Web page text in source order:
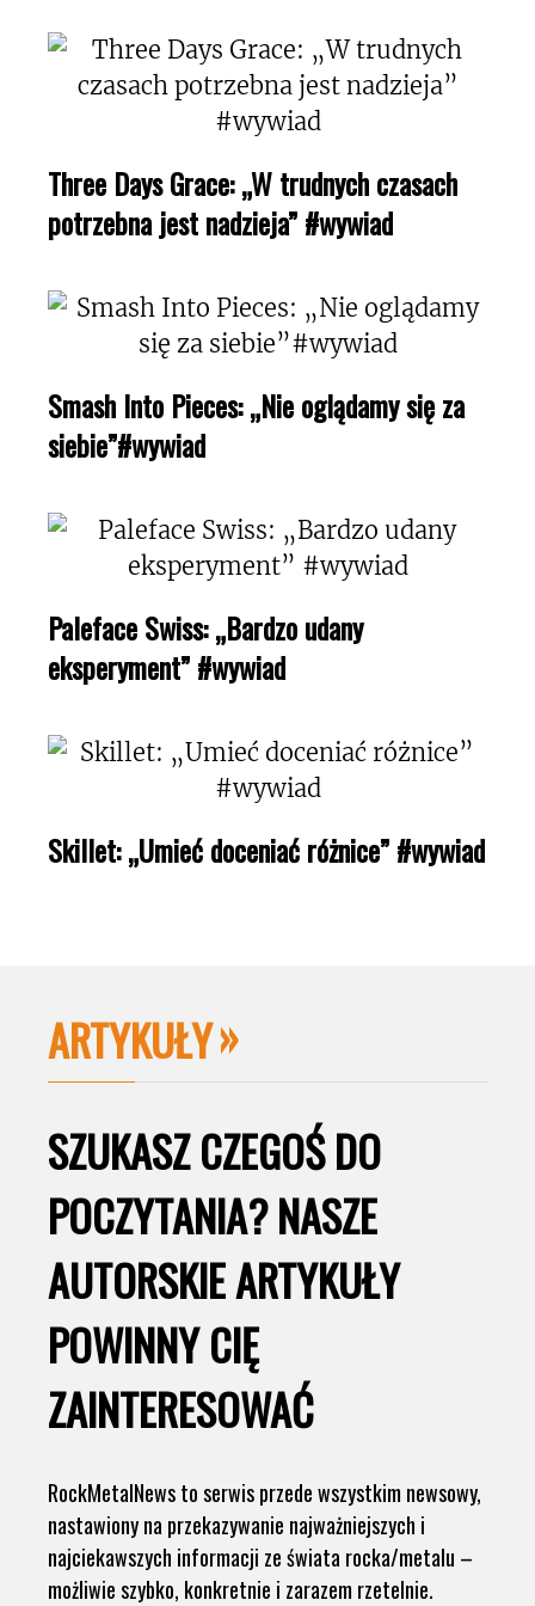
Three Days Grace: „W trudnych czasach
potrzebna jest nadzieja” #wywiad
Smash Into Pieces: „Nie oglądamy się za
siebie”#wywiad
Paleface Swiss: „Bardzo udany
eksperyment” #wywiad
Skillet: „Umieć doceniać różnice” #wywiad
ARTYKUŁY
SZUKASZ CZEGOŚ DO
POCZYTANIA? NASZE
AUTORSKIE ARTYKUŁY
POWINNY CIĘ
ZAINTERESOWAĆ
RockMetalNews to serwis przede wszystkim newsowy,
nastawiony na przekazywanie najważniejszych i
najciekawszych informacji ze świata rocka/metalu –
możliwie szybko, konkretnie i zarazem rzetelnie.